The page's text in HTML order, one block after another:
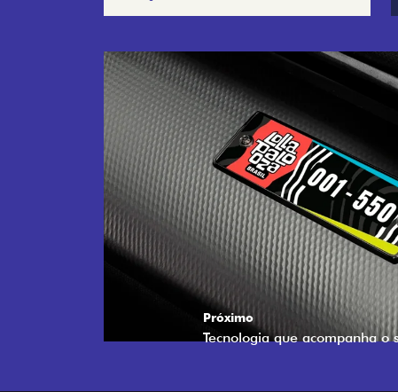
Próximo
Tecnologia que acompanha o